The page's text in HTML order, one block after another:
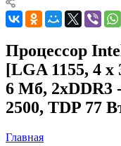
Процессор
[LGA 1155, 4
6 Мб, 2xDDR3
2500, TDP 77
Главная